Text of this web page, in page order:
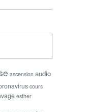
ascension audio
cours
esther